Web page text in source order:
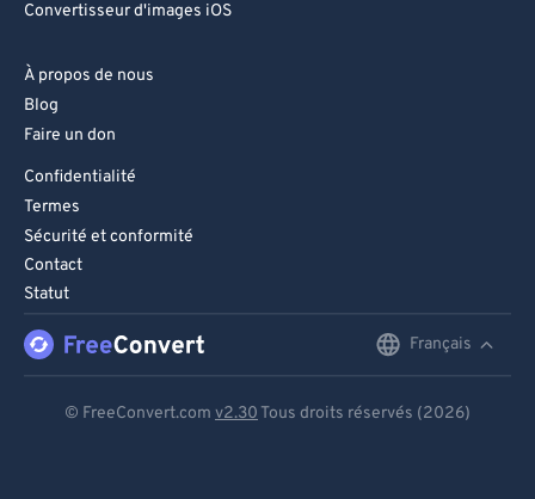
Convertisseur d'images iOS
À propos de nous
Blog
Faire un don
Confidentialité
Termes
Sécurité et conformité
Contact
Statut
Français
© FreeConvert.com v2.30 Tous droits réservés (2026)